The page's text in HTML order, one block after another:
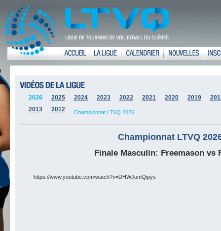
2026 2025 2024 2023 2022 2021 2020 2019
2013
2012 Championnat LTVQ 2026
Championnat LTVQ
Finale Masculin: Freemason vs
https://www.youtube.com/watch?v=DHWJumQipys